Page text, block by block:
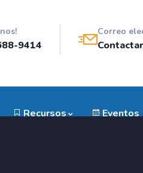
9414
Correo
Contactar
Recursos Eventos